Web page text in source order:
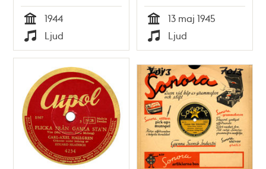
Tid
1944
Typ
Ljud Tid
13 maj 1945
Typ
Ljud